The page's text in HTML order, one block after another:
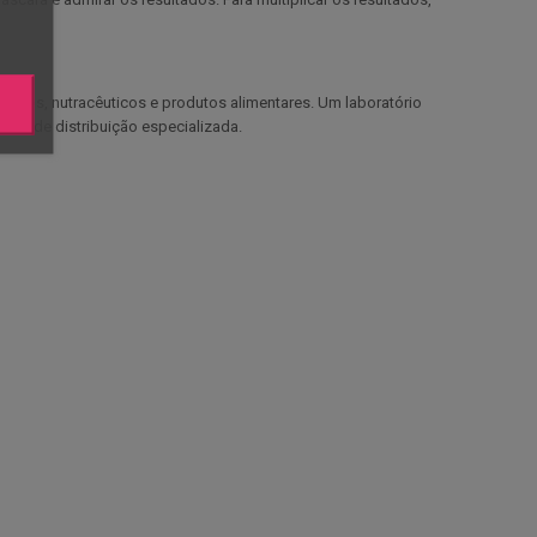
nutracêuticos e produtos alimentares. Um laboratório
de distribuição especializada.